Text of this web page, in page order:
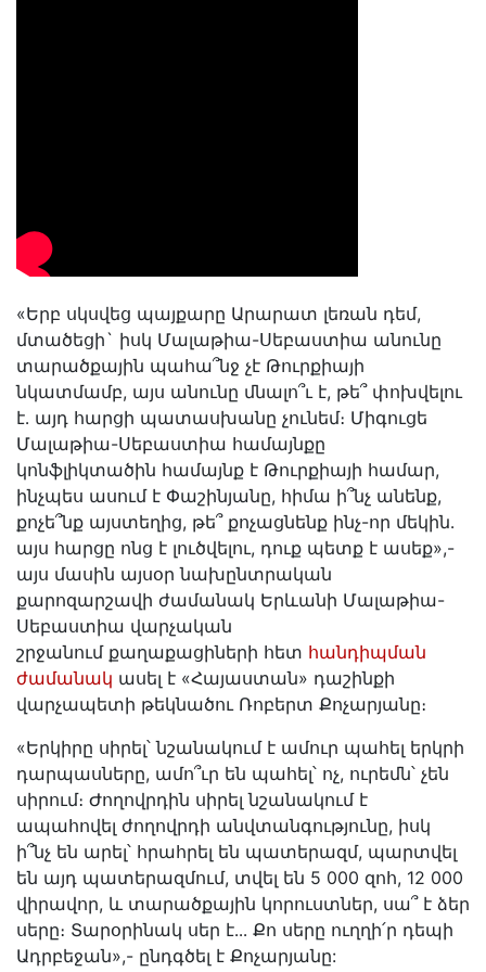
«Երբ սկսվեց պայքարը Արարատ լեռան դեմ,
մտածեցի` իսկ Մալաթիա-Սեբաստիա անունը
տարածքային պահա՞նջ չէ Թուրքիայի
նկատմամբ, այս անունը մնալո՞ւ է, թե՞ փոխվելու
է․ այդ հարցի պատասխանը չունեմ։ Միգուցե
Մալաթիա-Սեբաստիա համայնքը
կոնֆլիկտածին համայնք է Թուրքիայի համար,
ինչպես ասում է Փաշինյանը, հիմա ի՞նչ անենք,
քոչե՞նք այստեղից, թե՞ քոչացնենք ինչ-որ մեկին․
այս հարցը ոնց է լուծվելու, դուք պետք է ասեք»,-
այս մասին այսօր նախընտրական
քարոզարշավի ժամանակ Երևանի Մալաթիա-
Սեբաստիա վարչական
շրջանում քաղաքացիների հետ հանդիպման
ժամանակ ասել է «Հայաստան» դաշինքի
վարչապետի թեկնածու Ռոբերտ Քոչարյանը։
«Երկիրը սիրել՝ նշանակում է ամուր պահել երկրի
դարպասները, ամո՞ւր են պահել՝ ոչ, ուրեմն՝ չեն
սիրում։ Ժողովրդին սիրել նշանակում է
ապահովել ժողովրդի անվտանգությունը, իսկ
ի՞նչ են արել՝ հրահրել են պատերազմ, պարտվել
են այդ պատերազմում, տվել են 5 000 զոհ, 12 000
վիրավոր, և տարածքային կորուստներ, սա՞ է ձեր
սերը։ Տարօրինակ սեր է․․․ Քո սերը ուղղի՛ր դեպի
Ադրբեջան»,- ընդգծել է Քոչարյանը: